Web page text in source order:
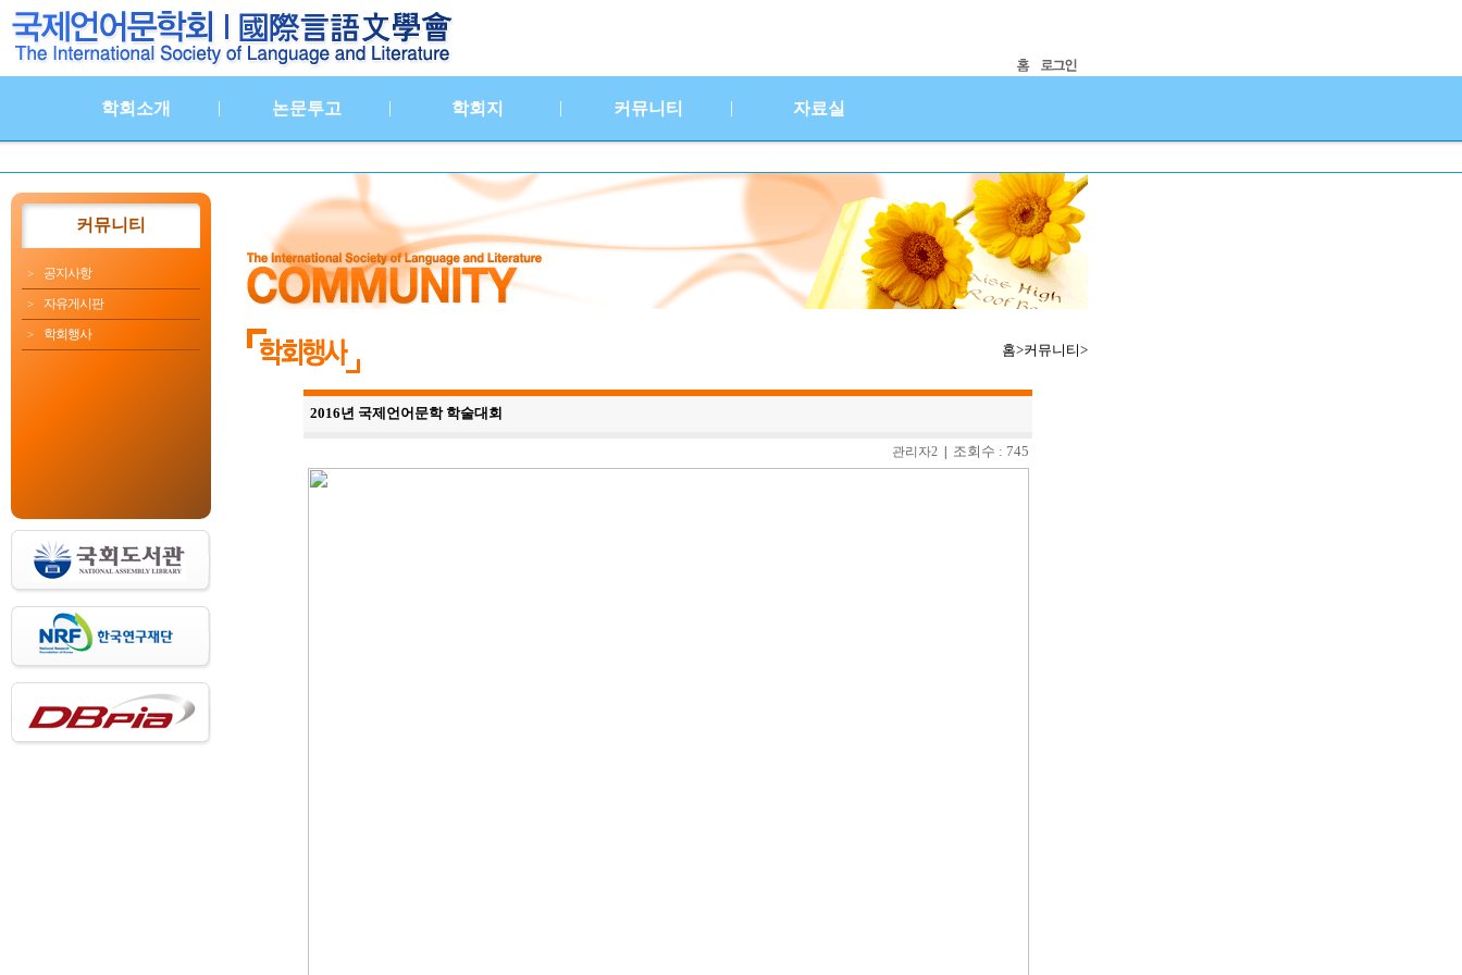
학회소개 | 논문투고 | 학회지 | 커뮤니티 | 자료실
커뮤니티
공지사항
자유게시판
학회행사
홈>커뮤니티>
2016년 국제언어문학 학술대회
관리자2 조회수 : 745